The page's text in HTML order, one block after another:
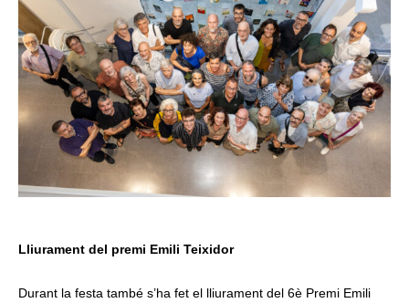
Lliurament del premi Emili Teixidor
Durant la festa també s’ha fet el lliurament del 6è Premi Emili